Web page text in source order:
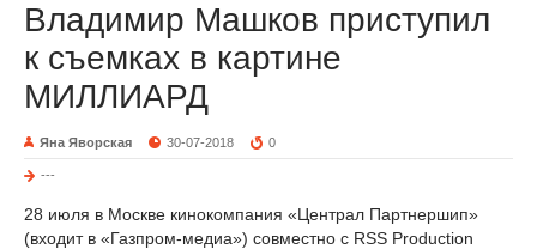
Владимир Машков приступил
к съемках в картине
МИЛЛИАРД
Яна Яворская 30-07-2018 0
---
28 июля в Москве кинокомпания «Централ Партнершип»
(входит в «Газпром-медиа») совместно с RSS Production